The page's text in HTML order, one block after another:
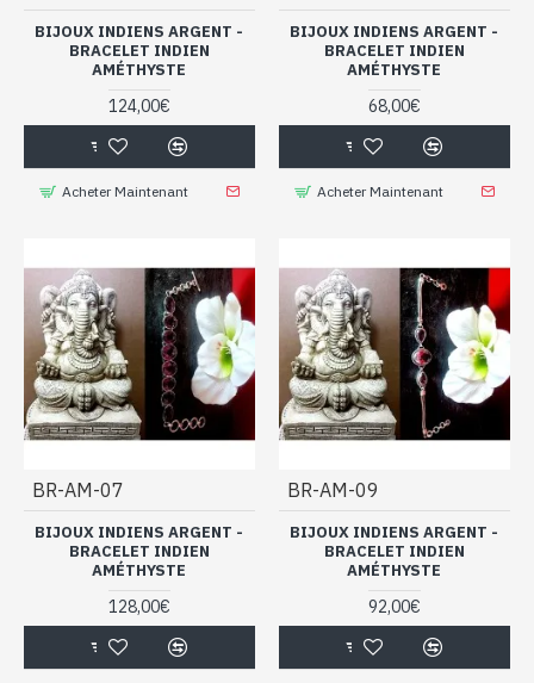
BIJOUX INDIENS ARGENT -
BRACELET INDIEN
AMÉTHYSTE
124,00€
Acheter Maintenant
BIJOUX INDIENS ARGENT -
BRACELET INDIEN
AMÉTHYSTE
68,00€
Acheter Maintenant
BR-AM-07
BIJOUX INDIENS ARGENT -
BRACELET INDIEN
AMÉTHYSTE
128,00€
BR-AM-09
BIJOUX INDIENS ARGENT -
BRACELET INDIEN
AMÉTHYSTE
92,00€